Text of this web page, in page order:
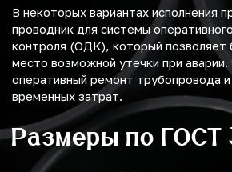
В некоторых вариантах исполнения
проводник для системы
контроля (ОДК), который позволяет
место возможной утечки при
оперативный ремонт трубопровода
временных затрат.
Размеры по ГОСТ